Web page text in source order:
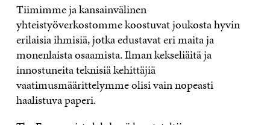
Tiimimme ja kansainvälinen
yhteistyöverkostomme koostuvat joukosta hyvin
erilaisia ihmisiä, jotka edustavat eri maita ja
monenlaista osaamista. Ilman kekseliäitä ja
innostuneita teknisiä kehittäjiä
vaatimusmäärittelymme olisi vain nopeasti
haalistuva paperi.